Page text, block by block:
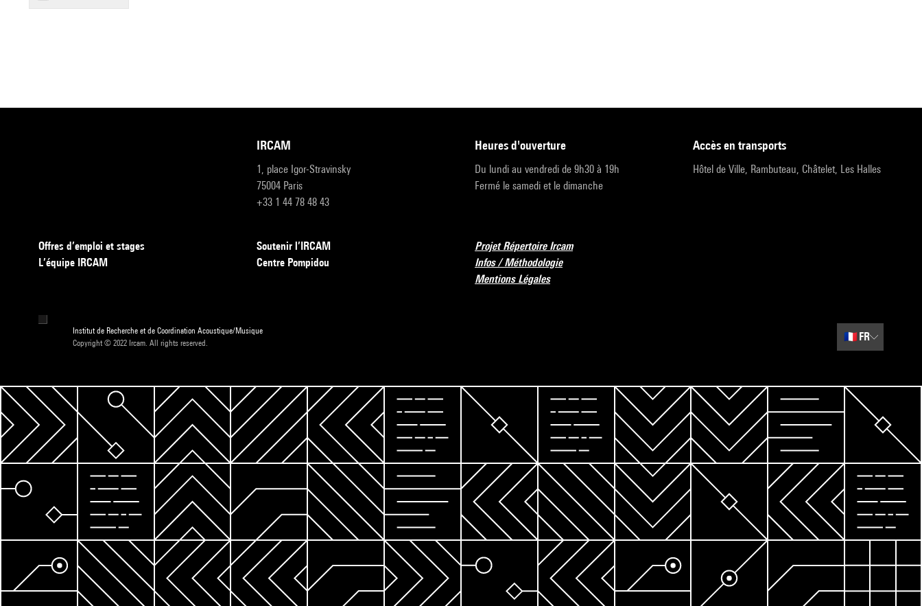
IRCAM
1, place Igor-Stravinsky
75004 Paris
+33 1 44 78 48 43
heures d'ouverture
Du lundi au vendredi de 9h30 à 19h
Fermé le samedi et le dimanche
accès en transports
Hôtel de Ville, Rambuteau, Châtelet, Les Halles
Offres d’emploi et stages
L’équipe IRCAM
Soutenir l’IRCAM
Centre Pompidou
Projet Répertoire Ircam
Infos / Méthodologie
Mentions Légales
Institut de Recherche et de Coordination Acoustique/Musique
Copyright © 2022 Ircam. All rights reserved.
🇫🇷 FR